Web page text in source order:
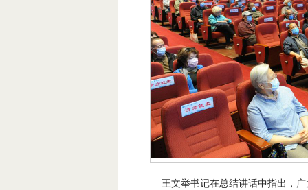
王文举书记在总结讲话中指出，